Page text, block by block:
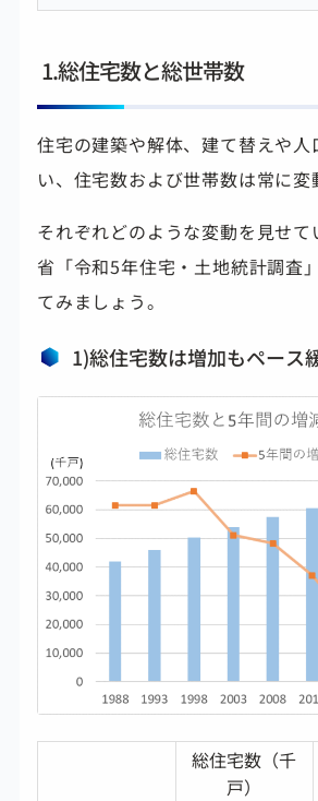
1.総住宅数と総世帯数
住宅の建築や解体、建て替えや人
い、住宅数および世帯数は常に変
それぞれどのような変動を見せ
省「令和5年住宅・土地統計調査
てみましょう。
1)総住宅数は増加もペース
総住宅数（千
戸）